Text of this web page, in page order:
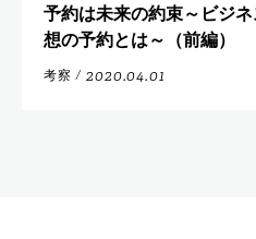
予約は未来の約束～ビジ
想の予約とは～（前編）
考察 / 2020.04.01